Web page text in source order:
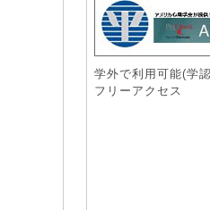
学外で利用可能(学
フリーアクセス